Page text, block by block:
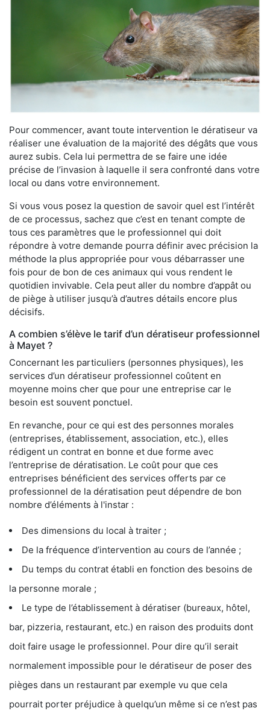
Pour commencer, avant toute intervention le dératiseur va
réaliser une évaluation de la majorité des dégâts que vous
aurez subis. Cela lui permettra de se faire une idée
précise de l’invasion à laquelle il sera confronté dans votre
local ou dans votre environnement.
Si vous vous posez la question de savoir quel est l’intérêt
de ce processus, sachez que c’est en tenant compte de
tous ces paramètres que le professionnel qui doit
répondre à votre demande pourra définir avec précision la
méthode la plus appropriée pour vous débarrasser une
fois pour de bon de ces animaux qui vous rendent le
quotidien invivable. Cela peut aller du nombre d’appât ou
de piège à utiliser jusqu’à d’autres détails encore plus
décisifs.
A combien s’élève le tarif d’un dératiseur professionnel
à Mayet ?
Concernant les particuliers (personnes physiques), les
services d’un dératiseur professionnel coûtent en
moyenne moins cher que pour une entreprise car le
besoin est souvent ponctuel.
En revanche, pour ce qui est des personnes morales
(entreprises, établissement, association, etc.), elles
rédigent un contrat en bonne et due forme avec
l’entreprise de dératisation. Le coût pour que ces
entreprises bénéficient des services offerts par ce
professionnel de la dératisation peut dépendre de bon
nombre d’éléments à l'instar :
Des dimensions du local à traiter ;
De la fréquence d’intervention au cours de l’année ;
Du temps du contrat établi en fonction des besoins de
la personne morale ;
Le type de l’établissement à dératiser (bureaux, hôtel,
bar, pizzeria, restaurant, etc.) en raison des produits dont
doit faire usage le professionnel. Pour dire qu’il serait
normalement impossible pour le dératiseur de poser des
pièges dans un restaurant par exemple vu que cela
pourrait porter préjudice à quelqu’un même si ce n’est pas